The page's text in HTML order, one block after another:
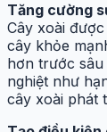
Tăng cường
Cây xoài
cây khỏe
hơn trước sâu
nghiệt như
cây xoài phát